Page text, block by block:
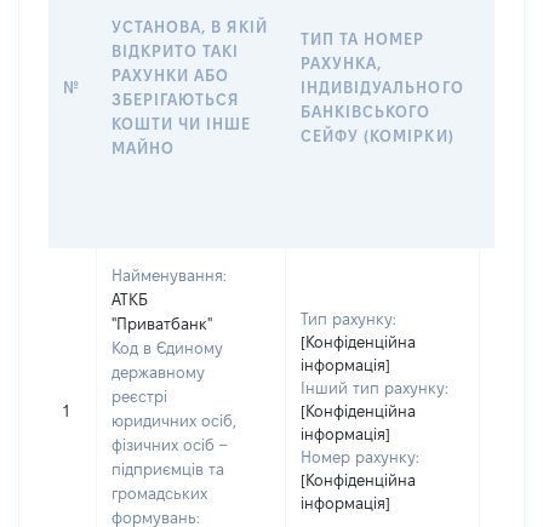
№
УСТАНОВА, В ЯКІЙ
ВІДКРИТО ТАКІ
РАХУНКИ АБО
ЗБЕРІГАЮТЬСЯ
КОШТИ ЧИ ІНШЕ
МАЙНО
ТИП ТА НОМЕР
РАХУНКА,
ІНДИВІДУАЛЬНОГО
БАНКІВСЬКОГО
СЕЙФУ (КОМІРКИ)
1
Найменування:
АТКБ
"Приватбанк"
Код в Єдиному
державному
реєстрі
юридичних осіб,
фізичних осіб –
підприємців та
громадських
формувань:
Тип рахунку:
[Конфіденційна
інформація]
Інший тип рахунку:
[Конфіденційна
інформація]
Номер рахунку:
[Конфіденційна
інформація]